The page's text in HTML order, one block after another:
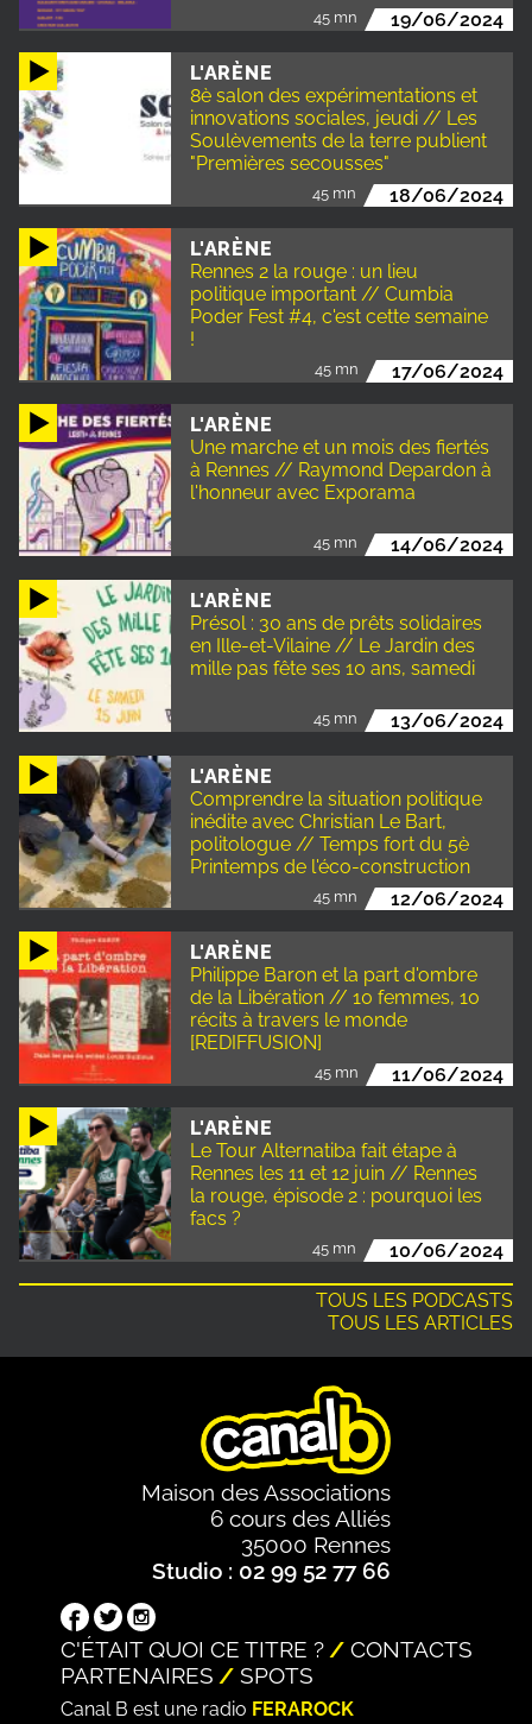
45 mn 19/06/2024
L'ARÈNE
8è salon des expérimentations et
innovations sociales, jeudi // Les
Soulèvements de la terre publient
"Premières secousses"
45 mn 18/06/2024
L'ARÈNE
Rennes 2 la rouge : un lieu
politique important // Cumbia
Poder Fest #4, c'est cette semaine
!
45 mn 17/06/2024
L'ARÈNE
Une marche et un mois des fiertés
à Rennes // Raymond Depardon à
l'honneur avec Exporama
45 mn 14/06/2024
L'ARÈNE
Présol : 30 ans de prêts solidaires
en Ille-et-Vilaine // Le Jardin des
mille pas fête ses 10 ans, samedi
45 mn 13/06/2024
L'ARÈNE
Comprendre la situation politique
inédite avec Christian Le Bart,
politologue // Temps fort du 5è
Printemps de l'éco-construction
45 mn 12/06/2024
L'ARÈNE
Philippe Baron et la part d'ombre
de la Libération // 10 femmes, 10
récits à travers le monde
[REDIFFUSION]
45 mn 11/06/2024
L'ARÈNE
Le Tour Alternatiba fait étape à
Rennes les 11 et 12 juin // Rennes
la rouge, épisode 2 : pourquoi les
facs ?
45 mn 10/06/2024
TOUS LES PODCASTS
TOUS LES ARTICLES
Maison des Associations
6 cours des Alliés
35000 Rennes
Studio : 02 99 52 77 66
C'ÉTAIT QUOI CE TITRE ?
CONTACTS
PARTENAIRES
SPOTS
Canal B est une radio FERAROCK